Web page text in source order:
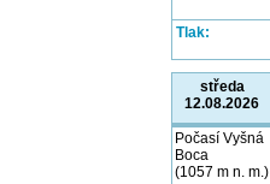
Tlak:
středa
12.08.2026
Počasí Vyšná
Boca
(1057 m n. m.)